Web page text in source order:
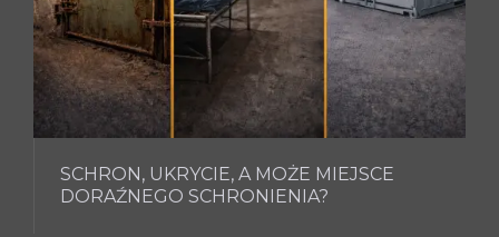
SCHRON, UKRYCIE, A MOŻE MIEJSCE
DORAŹNEGO SCHRONIENIA?